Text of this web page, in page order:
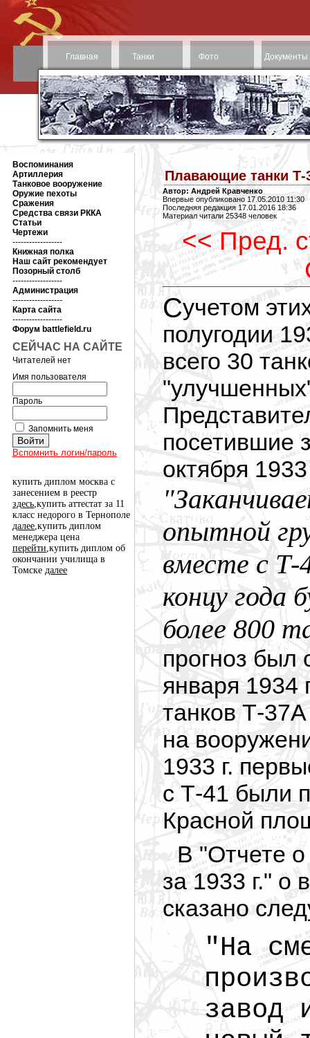
Главная Танки Фото Документы
Воспоминания
Артиллерия
Танковое вооружение
Оружие пехоты
Сражения
Средства связи РККА
Статьи
Чертежи
------------------
Книжная полка
Наш сайт рекомендует
Позорный столб
------------------
Администрация
------------------
Карта сайта
------------------
Форум battlefield.ru
СЕЙЧАС НА САЙТЕ
Читателей нет
Имя пользователя
Пароль
Запомнить меня
Вспомнить логин/пароль
купить диплом москва с
занесением в реестр
здесь,купить аттестат за 11
класс недорого в Тернополе
далее,купить диплом
менеджера цена
перейти,купить диплом об
окончании училища в
Томске далее
Плавающие танки Т-
Автор: Андрей Кравченко
Впервые опубликовано 17.05.2010 11:30
Последняя редакция 17.01.2016 18:36
Материал читали 25348 человек
<< Пред.
С учетом этих факторов, в первом
полугодии
всего 30
посетившие
октября
опытной
вместе с
концу года
более 800
прогноз был
января 1934
танков Т-
на
1933 г.
с Т-41 были
Красной
В "Отчете
за 1933 г." о
сказано
"На
завод